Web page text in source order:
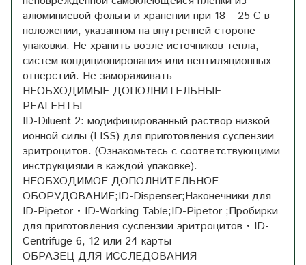
алюминиевой фольги и хранении при 18 – 25 С в
положении, указанном на внутренней стороне
упаковки. Не хранить возле источников тепла,
систем кондиционирования или вентиляционных
отверстий. Не замораживать
НЕОБХОДИМЫЕ ДОПОЛНИТЕЛЬНЫЕ
РЕАГЕНТЫ
ID-Diluent 2: модифицированный раствор низкой
ионной силы (LISS) для приготовления суспензии
эритроцитов. (Ознакомьтесь с соответствующими
инструкциями в каждой упаковке).
НЕОБХОДИМОЕ ДОПОЛНИТЕЛЬНОЕ
ОБОРУДОВАНИЕ;ID-Dispenser;Наконечники для
ID-Pipetor • ID-Working Table;ID-Pipetor ;Пробирки
для приготовления суспензии эритроцитов • ID-
Centrifuge 6, 12 или 24 карты
ОБРАЗЕЦ ДЛЯ ИССЛЕДОВАНИЯ